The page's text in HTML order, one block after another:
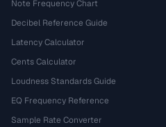
Note Frequency Chart
Decibel Reference Guide
Latency Calculator
Cents Calculator
Loudness Standards Guide
EQ Frequency Reference
Sample Rate Converter